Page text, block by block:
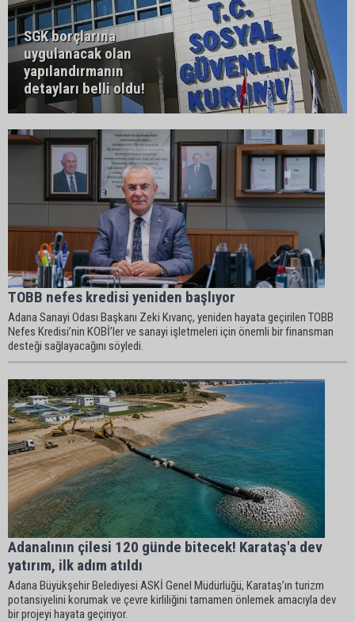
SGK borçlarına
uygulanacak olan
yapılandırmanın
detayları belli oldu!
TOBB nefes kredisi yeniden başlıyor
Adana Sanayi Odası Başkanı Zeki Kıvanç, yeniden hayata geçirilen TOBB
Nefes Kredisi’nin KOBİ’ler ve sanayi işletmeleri için önemli bir finansman
desteği sağlayacağını söyledi.
Adanalının çilesi 120 günde bitecek! Karataş'a dev
yatırım, ilk adım atıldı
Adana Büyükşehir Belediyesi ASKİ Genel Müdürlüğü, Karataş’ın turizm
potansiyelini korumak ve çevre kirliliğini tamamen önlemek amacıyla dev
bir projeyi hayata geçiriyor.